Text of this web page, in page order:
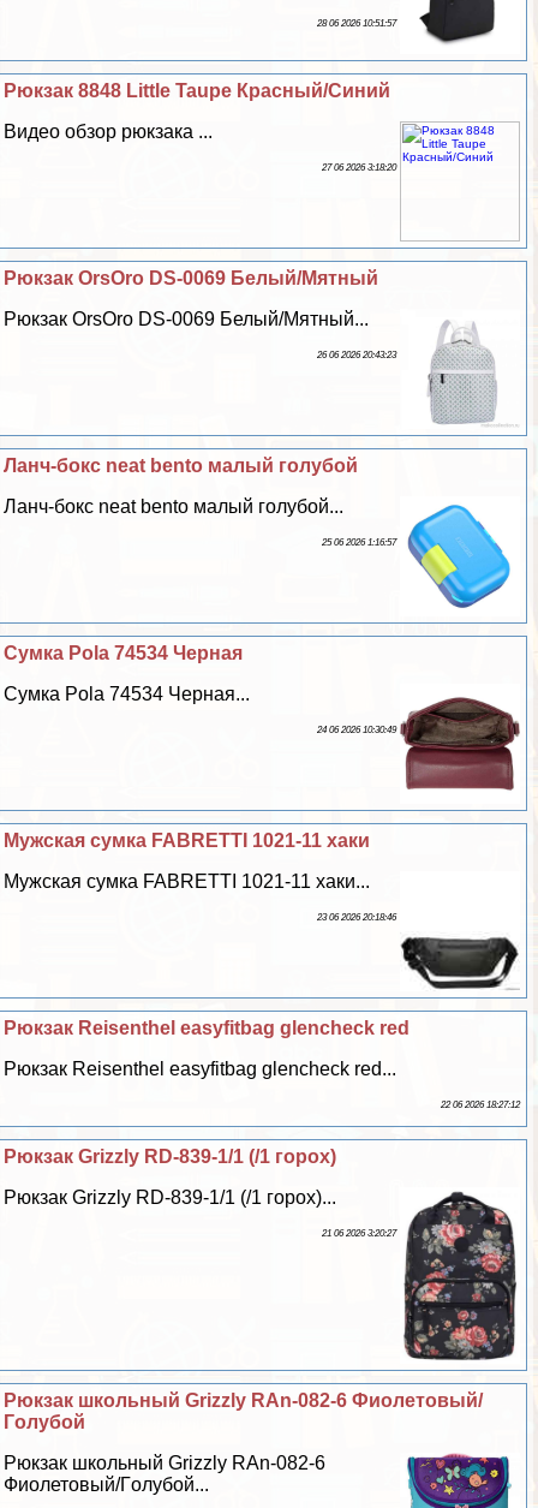
28 06 2026 10:51:57
Рюкзак 8848 Little Taupe Красный/Синий
Видео обзор рюкзака ...
27 06 2026 3:18:20
Рюкзак OrsOro DS-0069 Белый/Мятный
Рюкзак OrsOro DS-0069 Белый/Мятный...
26 06 2026 20:43:23
Ланч-бокс neat bento малый гoлyбой
Ланч-бокс neat bento малый гoлyбой...
25 06 2026 1:16:57
Сумка Pola 74534 Черная
Сумка Pola 74534 Черная...
24 06 2026 10:30:49
Мужская сумка FABRETTI 1021-11 хаки
Мужская сумка FABRETTI 1021-11 хаки...
23 06 2026 20:18:46
Рюкзак Reisenthel easyfitbag glencheck red
Рюкзак Reisenthel easyfitbag glencheck red...
22 06 2026 18:27:12
Рюкзак Grizzly RD-839-1/1 (/1 горох)
Рюкзак Grizzly RD-839-1/1 (/1 горох)...
21 06 2026 3:20:27
Рюкзак школьный Grizzly RAn-082-6 Фиолетовый/
Гoлyбой
Рюкзак школьный Grizzly RAn-082-6
Фиолетовый/Гoлyбой...